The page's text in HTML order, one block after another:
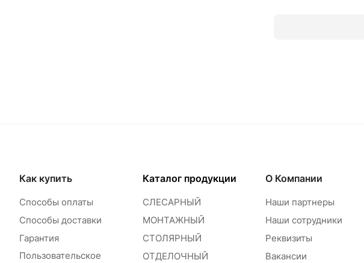
Как купить
Способы оплаты
Способы доставки
Гарантия
Пользовательское
Каталог продукции
СЛЕСАРНЫЙ
МОНТАЖНЫЙ
СТОЛЯРНЫЙ
ОТДЕЛОЧНЫЙ
О Компании
Наши партнеры
Наши сотрудники
Реквизиты
Вакансии